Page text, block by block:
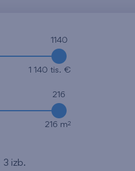
1140
1 140 tis. €
216
216 m2
3 izb.